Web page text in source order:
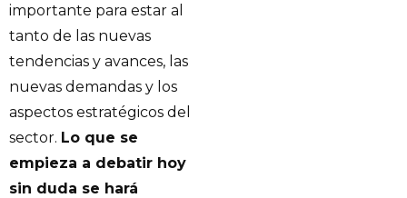
importante para estar al
tanto de las nuevas
tendencias y avances, las
nuevas demandas y los
aspectos estratégicos del
sector. Lo que se
empieza a debatir hoy
sin duda se hará